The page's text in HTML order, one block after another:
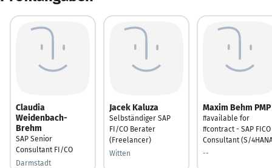
Claudia
Weidenbach-
Brehm
SAP Senior
Consultant FI/CO
Darmstadt
Jacek Kaluza
Selbständiger SAP
FI/CO Berater
(Freelancer)
Witten
Maxim Behm PMP
#available for
#contract - SAP FICO
Consultant (S/
--